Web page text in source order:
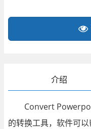
介绍
Convert
的转换工具，软件可